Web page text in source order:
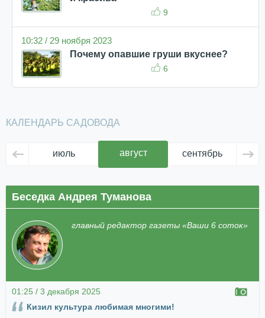
9
10:32 / 29 ноября 2023
Почему опавшие груши вкуснее?
6
КАЛЕНДАРЬ САДОВОДА
июль август сентябрь
Беседка Андрея Туманова
главный редактор газеты «Ваши 6 соток»
01:25 / 3 декабря 2025
Кизил культура любимая многими!